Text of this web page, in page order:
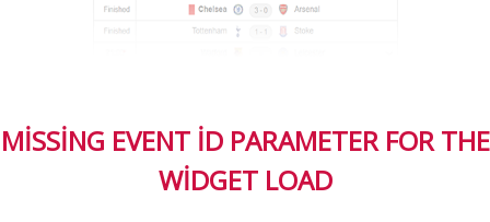
MISSING EVENT ID PARAMETER FOR THE
WIDGET LOAD